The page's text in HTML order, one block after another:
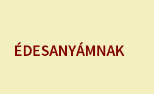
ÉDESANYÁMNAK